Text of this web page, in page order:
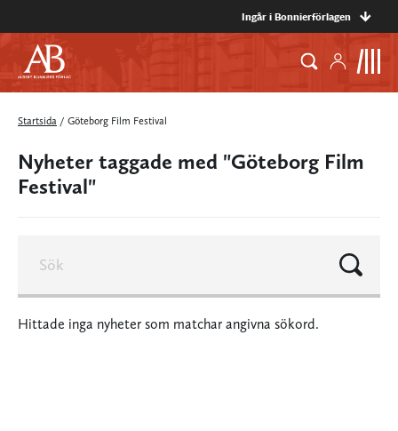
Ingår i Bonnierförlagen
Startsida / Göteborg Film Festival
Nyheter taggade med "Göteborg Film
Festival"
Hittade inga nyheter som matchar angivna sökord.